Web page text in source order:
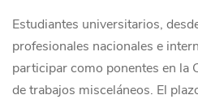
Estudiantes universitarios,
profesionales nacionales e
participar como ponentes en la
de trabajos misceláneos. El